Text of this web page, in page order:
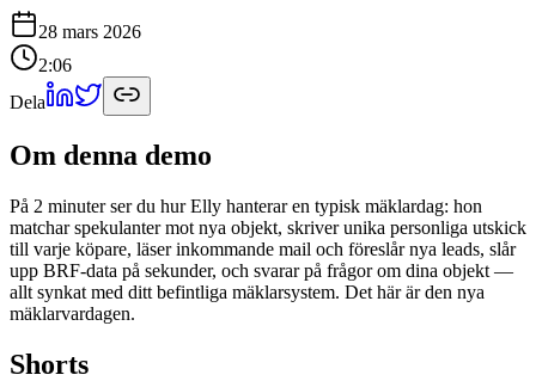
28 mars 2026
2:06
Dela
Om denna demo
På 2 minuter ser du hur Elly hanterar en typisk mäklardag: hon
matchar spekulanter mot nya objekt, skriver unika personliga utskick
till varje köpare, läser inkommande mail och föreslår nya leads, slår
upp BRF-data på sekunder, och svarar på frågor om dina objekt —
allt synkat med ditt befintliga mäklarsystem. Det här är den nya
mäklarvardagen.
Shorts